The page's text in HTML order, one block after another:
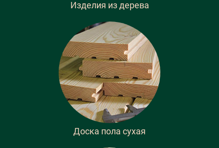
Изделия из дерева
Доска пола сухая